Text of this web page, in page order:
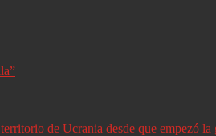
de Ucrania desde que empezó la